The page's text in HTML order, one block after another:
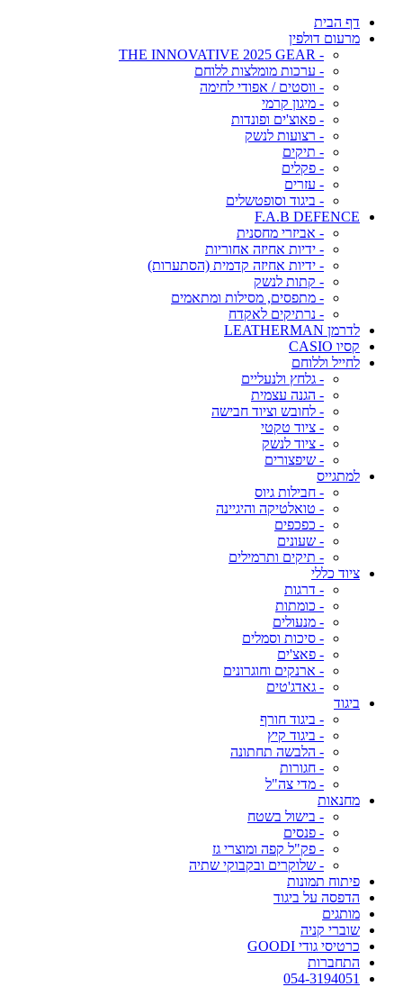
דף הבית
מרעום דולפין
- THE INNOVATIVE 2025 GEAR
- ערכות מומלצות ללוחם
- ווסטים / אפודי לחימה
- מיגון קרמי
- פאוצ'ים ופונדות
- רצועות לנשק
- תיקים
- פקלים
- עזרים
- ביגוד וסופטשלים
F.A.B DEFENCE
- אביזרי מחסנית
- ידיות אחיזה אחוריות
- ידיות אחיזה קדמית (הסתערות)
- קתות לנשק
- מתפסים, מסילות ומתאמים
- נרתיקים לאקדח
לדרמן LEATHERMAN
קסיו CASIO
לחייל וללוחם
- גלחץ ולנעליים
- הגנה עצמית
- לחובש וציוד חבישה
- ציוד טקטי
- ציוד לנשק
- שיפצורים
למתגייס
- חבילות גיוס
- טואלטיקה והיגיינה
- כפכפים
- שעונים
- תיקים ותרמילים
ציוד כללי
- דרגות
- כומתות
- מנעולים
- סיכות וסמלים
- פאצ'ים
- ארנקים וחוגרונים
- גאדג'טים
ביגוד
- ביגוד חורף
- ביגוד קיץ
- הלבשה תחתונה
- חגורות
- מדי צה"ל
מחנאות
- בישול בשטח
- פנסים
- פק"ל קפה ומוצרי גז
- שלוקרים ובקבוקי שתיה
פיתוח תמונות
הדפסה על ביגוד
מותגים
שוברי קניה
כרטיסי גודי GOODI
התחברות
054-3194051